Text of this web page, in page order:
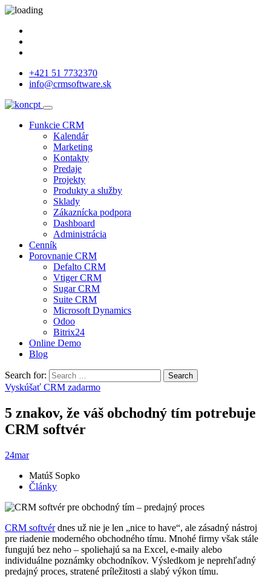
+421 51 7732370
info@crmsoftware.sk
Funkcie CRM
Kalendár
Marketing
Kontakty
Predaje
Projekty
Produkty a služby
Sklady
Zákaznícka podpora
Dashboard
Administrácia
Cenník
Porovnanie CRM
Defalto CRM
Vtiger CRM
Sugar CRM
Suite CRM
Microsoft Dynamics
Odoo
Bitrix24
Online Demo
Blog
Search for: Search
Vyskúšať CRM zadarmo
5 znakov, že váš obchodný tím potrebuje
CRM softvér
24mar
Matúš Sopko
Články
CRM softvérdnes už nie je len „nice to have“, ale zásadný nástroj
pre riadenie moderného obchodného tímu. Mnohé firmy však stále
fungujú bez neho – spoliehajú sa na Excel, e-maily alebo
individuálne poznámky obchodníkov. Výsledkom je neprehľadný
predajný proces, stratené príležitosti a slabý výkon tímu.